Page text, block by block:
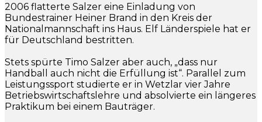
2006 flatterte Salzer eine Einladung von
Bundestrainer Heiner Brand in den Kreis der
Nationalmannschaft ins Haus. Elf Länderspiele hat er
für Deutschland bestritten.
Stets spürte Timo Salzer aber auch, „dass nur
Handball auch nicht die Erfüllung ist“. Parallel zum
Leistungssport studierte er in Wetzlar vier Jahre
Betriebswirtschaftslehre und absolvierte ein längeres
Praktikum bei einem Bauträger.